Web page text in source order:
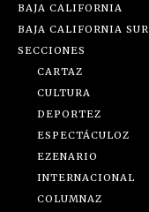
BAJA CALIFORNIA
BAJA CALIFORNIA SUR
SECCIONES
CARTAZ
CULTURA
DEPORTEZ
ESPECTÁCULOZ
EZENARIO
INTERNACIONAL
COLUMNAZ